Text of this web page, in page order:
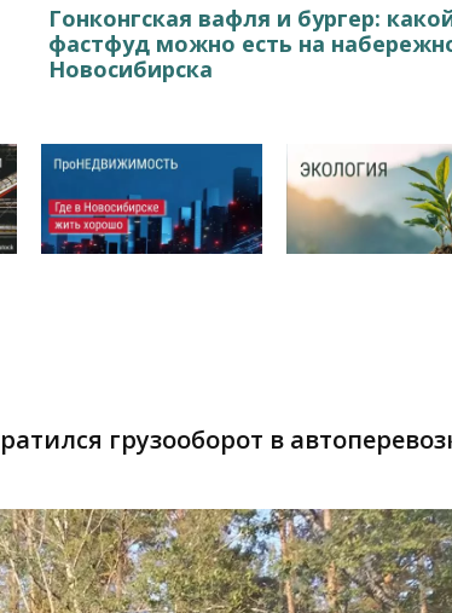
Гонконгская вафля и бургер:
фастфуд можно есть на
Новосибирска
грузооборот в